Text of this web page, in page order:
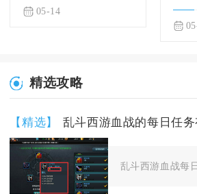
05-14
精选攻略
【精选】 乱斗西游血战的每日任
乱斗西游血战每